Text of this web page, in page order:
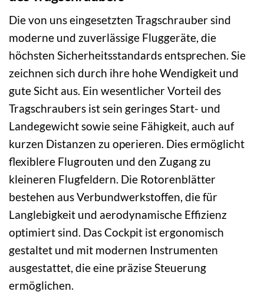
Die von uns eingesetzten Tragschrauber sind
moderne und zuverlässige Fluggeräte, die
höchsten Sicherheitsstandards entsprechen. Sie
zeichnen sich durch ihre hohe Wendigkeit und
gute Sicht aus. Ein wesentlicher Vorteil des
Tragschraubers ist sein geringes Start- und
Landegewicht sowie seine Fähigkeit, auch auf
kurzen Distanzen zu operieren. Dies ermöglicht
flexiblere Flugrouten und den Zugang zu
kleineren Flugfeldern. Die Rotorenblätter
bestehen aus Verbundwerkstoffen, die für
Langlebigkeit und aerodynamische Effizienz
optimiert sind. Das Cockpit ist ergonomisch
gestaltet und mit modernen Instrumenten
ausgestattet, die eine präzise Steuerung
ermöglichen.